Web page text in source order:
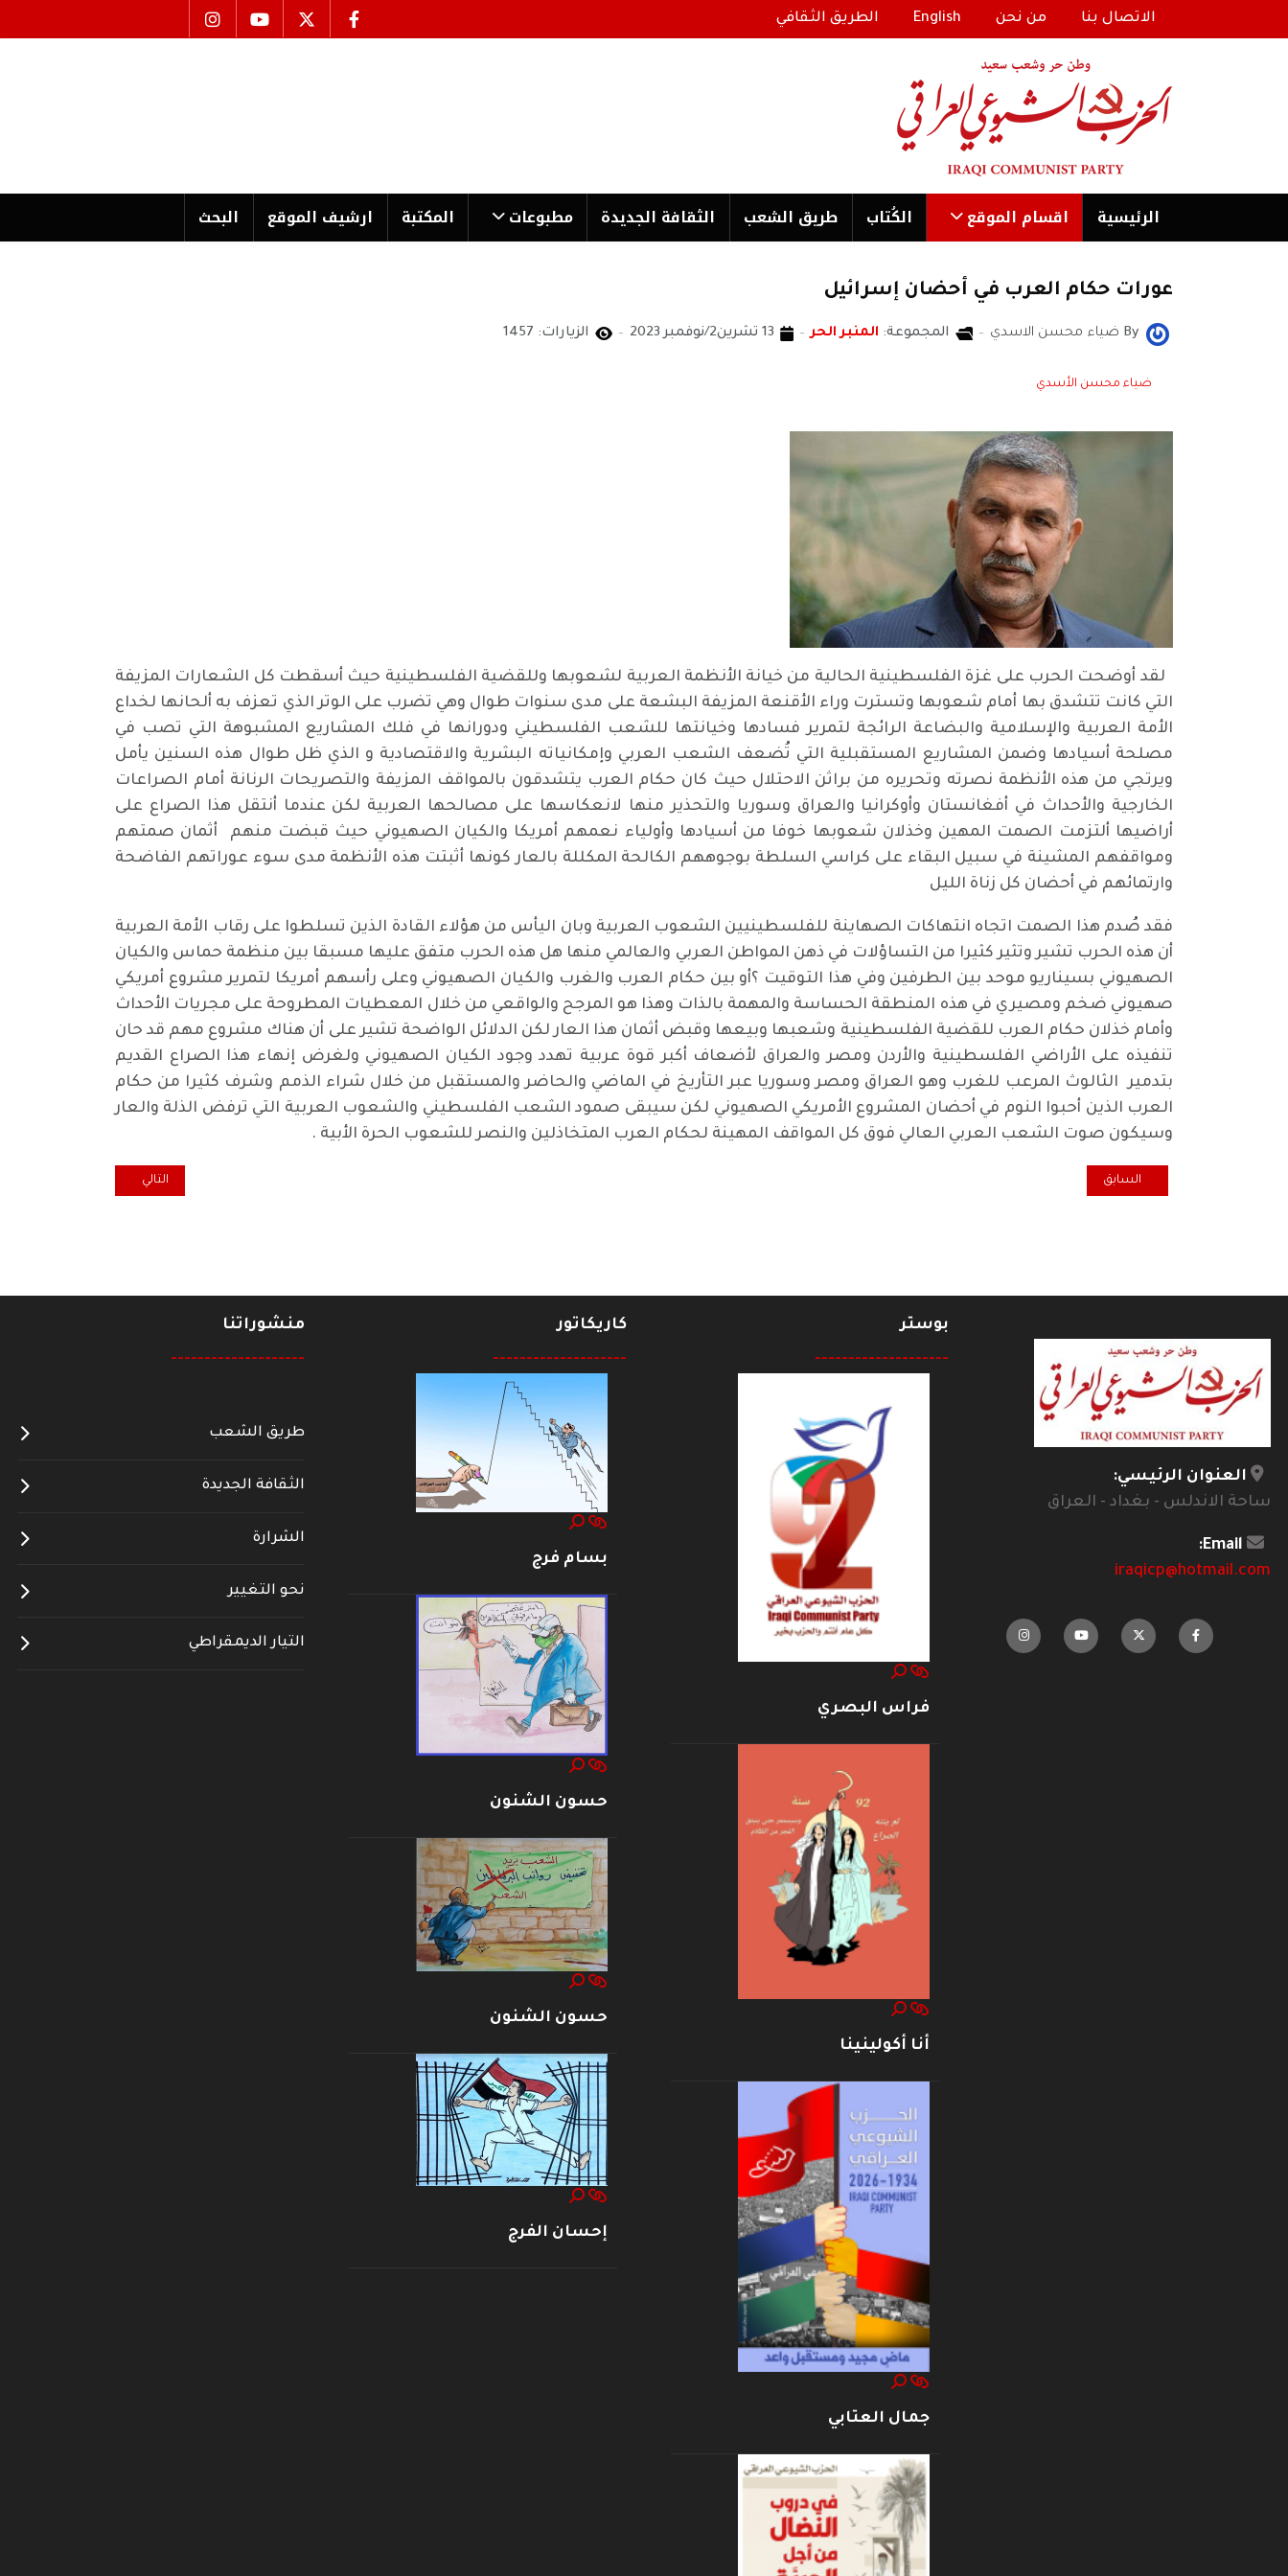
الاتصال بنا من نحن English الطريق الثقافي
الرئیسية اقسام الموقع الكُتاب طریق الشعب الثقافة الجدیدة مطبوعات المكتبة ارشیف الموقع البحث
عورات حكام العرب في أحضان إسرائيل
By ضياء محسن الاسدي المجموعة: المنبر الحر 13 تشرين2/نوفمبر 2023 الزيارات: 1457
ضياء محسن الأسدي
لقد أوضحت الحرب على غزة الفلسطينية الحالية من خيانة الأنظمة العربية لشعوبها وللقضية الفلسطينية حيث أسقطت كل الشعارات المزيفة
التي كانت تتشدق بها أمام شعوبها وتسترت وراء الأقنعة المزيفة البشعة على مدى سنوات طوال وهي تضرب على الوتر الذي تعزف به ألحانها لخداع
الأمة العربية والإسلامية والبضاعة الرائجة لتمرير فسادها وخيانتها للشعب الفلسطيني ودورانها في فلك المشاريع المشبوهة التي تصب في
مصلحة أسيادها وضمن المشاريع المستقبلية التي تُضعف الشعب العربي وإمكانياته البشرية والاقتصادية و الذي ظل طوال هذه السنين يأمل
ويرتجي من هذه الأنظمة نصرته وتحريره من براثن الاحتلال حيث كان حكام العرب يتشدقون بالمواقف المزيفة والتصريحات الرنانة أمام الصراعات
الخارجية والأحداث في أفغانستان وأوكرانيا والعراق وسوريا والتحذير منها لانعكاسها على مصالحها العربية لكن عندما أنتقل هذا الصراع على
أراضيها ألتزمت الصمت المهين وخذلان شعوبها خوفا من أسيادها وأولياء نعمهم أمريكا والكيان الصهيوني حيث قبضت منهم أثمان صمتهم
ومواقفهم المشينة في سبيل البقاء على كراسي السلطة بوجوههم الكالحة المكللة بالعار كونها أثبتت هذه الأنظمة مدى سوء عوراتهم الفاضحة
وارتمائهم في أحضان كل زناة الليل
فقد صُدم هذا الصمت اتجاه انتهاكات الصهاينة للفلسطينيين الشعوب العربية وبان اليأس من هؤلاء القادة الذين تسلطوا على رقاب الأمة العربية
أن هذه الحرب تشير وتثير كثيرا من التساؤلات في ذهن المواطن العربي والعالمي منها هل هذه الحرب متفق عليها مسبقا بين منظمة حماس والكيان
الصهيوني بسيناريو موحد بين الطرفين وفي هذا التوقيت ؟أو بين حكام العرب والغرب والكيان الصهيوني وعلى رأسهم أمريكا لتمرير مشروع أمريكي
صهيوني ضخم ومصيري في هذه المنطقة الحساسة والمهمة بالذات وهذا هو المرجح والواقعي من خلال المعطيات المطروحة على مجريات الأحداث
وأمام خذلان حكام العرب للقضية الفلسطينية وشعبها وبيعها وقبض أثمان هذا العار لكن الدلائل الواضحة تشير على أن هناك مشروع مهم قد حان
تنفيذه على الأراضي الفلسطينية والأردن ومصر والعراق لأضعاف أكبر قوة عربية تهدد وجود الكيان الصهيوني ولغرض إنهاء هذا الصراع القديم
بتدمير الثالوث المرعب للغرب وهو العراق ومصر وسوريا عبر التأريخ في الماضي والحاضر والمستقبل من خلال شراء الذمم وشرف كثيرا من حكام
العرب الذين أحبوا النوم في أحضان المشروع الأمريكي الصهيوني لكن سيبقى صمود الشعب الفلسطيني والشعوب العربية التي ترفض الذلة والعار
وسيكون صوت الشعب العربي العالي فوق كل المواقف المهينة لحكام العرب المتخاذلين والنصر للشعوب الحرة الأبية .
المقال السابق: نصوص وهمية لتسييس الدين ـ القسم الثالث
السابق المقال التالي: انتخابات مجالس
التالي
العنوان الرئيسي:
ساحة الاندلس - بغداد - العراق
Email:
iraqicp@hotmail.com
بوستر
--------------------
فراس البصري
أنا أكولينينا
جمال العتابي
كاريكاتور
--------------------
بسام فرج
حسون الشنون
حسون الشنون
إحسان الفرج
منشوراتنا
--------------------
طريق الشعب
الثقافة الجديدة
الشرارة
نحو التغيير
التيار الديمقراطي